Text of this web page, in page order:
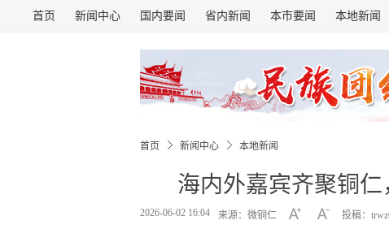
首页 新闻中心 国内要闻 省内新闻 本市要闻 本地新闻
首页 新闻中心 本地新闻
海内外嘉宾齐聚铜仁
2026-06-02 16:04 来源：微铜仁 投稿：